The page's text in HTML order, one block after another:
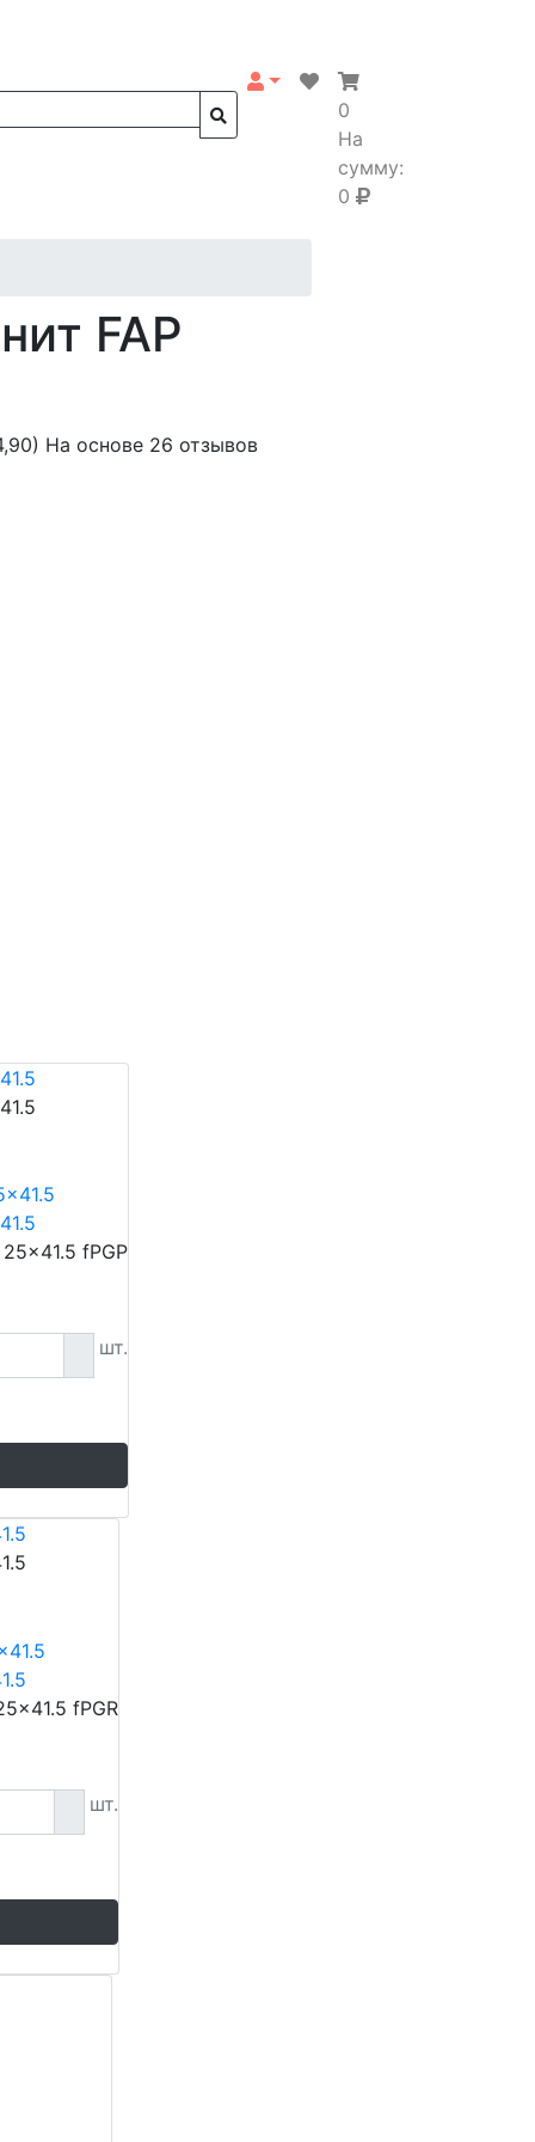
0
На
сумму:
0
FAP
На основе 26 отзывов
fPGP
шт.
fPGR
шт.